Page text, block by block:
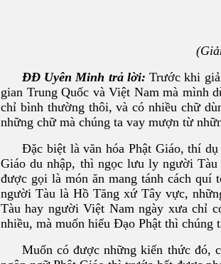
ĐĐ Uyên Minh trả lời: Trước khi
gian Trung Quốc và Việt Nam mà mình
chỉ bình thường thôi, và có nhiều chữ
những chữ mà chúng ta vay mượn từ
Đặc biệt là văn hóa Phật Giáo, thí
Giáo du nhập, thì ngọc lưu ly người
được gọi là món ăn mang tánh cách
người Tàu là Hồ Tăng xứ Tây vực,
Tàu hay người Việt Nam ngày xưa chỉ
nhiều, mà muốn hiểu Đạo Phật thì chúng
Muốn có được những kiến thức đó,